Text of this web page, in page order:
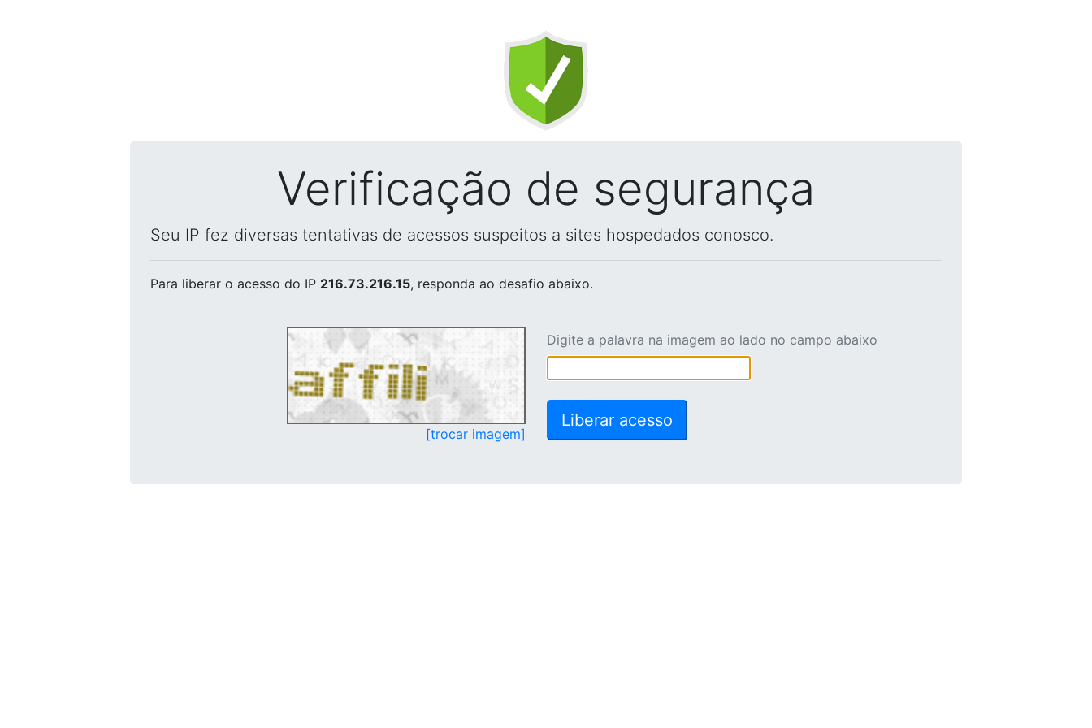
Verificação de segurança
Seu IP fez diversas tentativas de acessos suspeitos a sites hospedados conosco.
Para liberar o acesso do IP 216.73.216.15, responda ao desafio abaixo.
[trocar imagem]
Digite a palavra na imagem ao lado no campo abaixo